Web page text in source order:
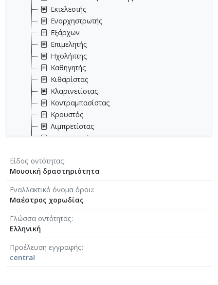
Εκτελεστής
Ενορχηστρωτής
Εξάρχων
Επιμελητής
Ηχολήπτης
Καθηγητής
Κιθαρίστας
Κλαρινετίστας
Κοντραμπασίστας
Κρουστός
Λιμπρετίστας
Μεταγραφέας
Μουσικοθεωρητικός
Μουσικοκριτικός
Μουσικολόγος
Μουσικοπαιδαγωγός
Μουσικός εκδότης
Μουσικός παραγωγός
Είδος οντότητας
Μουσική δραστηριότητα
Εναλλακτικό όνομα όρου
Μαέστρος χορωδίας
Γλώσσα οντότητας
Ελληνική
Προέλευση εγγραφής
central